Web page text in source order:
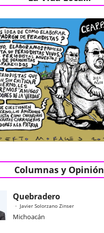
Columnas y Opinión
Quebradero
Javier Solorzano Zinser
Michoacán